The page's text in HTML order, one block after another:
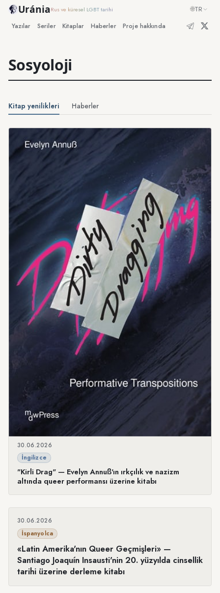
UrániaRus ve küresel LGBT tarihi 🌐TR
Yazılar Seriler Kitaplar Haberler Proje hakkında
Sosyoloji
Kitap yenilikleri Haberler
30.06.2026
İngilizce
"Kirli Drag" — Evelyn Annuß'ın ırkçılık ve nazizm
altında queer performansı üzerine kitabı
30.06.2026
İspanyolca
«Latin Amerika'nın Queer Geçmişleri» —
Santiago Joaquín Insausti'nin 20. yüzyılda cinsellik
tarihi üzerine derleme kitabı